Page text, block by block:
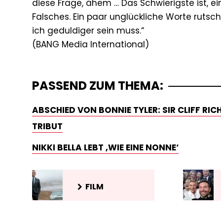
diese Frage, ähem … Das Schwierigste ist,
Falsches. Ein paar unglückliche Worte
ich geduldiger sein muss.“
PASSEND ZUM THEMA:
ABSCHIED VON BONNIE TYLER: SIR CLIFF
TRIBUT
NIKKI BELLA LEBT ‚WIE EINE NONNE‘
FILM